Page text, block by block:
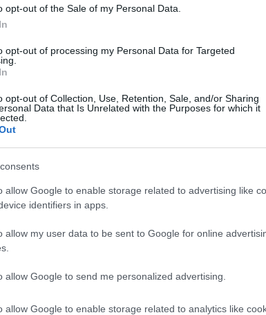
opt-out of the Sale of my Personal Data.
opt-out of processing my Personal Data for Targeted
opt-out of Collection, Use, Retention, Sale, and/or Sharing
Data that Is Unrelated with the Purposes for which it
allow Google to enable storage related to advertising like
identifiers in apps.
allow my user data to be sent to Google for online
allow Google to send me personalized advertising.
allow Google to enable storage related to analytics like
ezelőtt, Antik Enteriőr néven indította
azóta is lehetőséget teremt arra, hogy a hazai
érdeklődők is találkozhassanak egymással.
a lényeg azonban nem változott: bemutatjuk a
műtárgyakat hozunk el a közönségnek és a
tárgyak szemet gyönyörködtetnek, izgalmas
nyújtanak a képzőművészet jövőjébe. Büszkék
közönség minden évben izgatottan várja ezt a
pontnak tekinti az Art and Antique-ot”
ami felkelti az érdeklődését: a festmények
ékszerek, értékes bútorok és szőnyegek, antik
keleti dísztárgyak és fegyverek várják a